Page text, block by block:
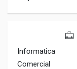
Informatica
Comercial